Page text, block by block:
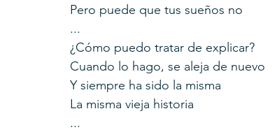
Pero puede que tus sueños no
...
¿Cómo puedo tratar de explicar?
Cuando lo hago, se aleja de nuevo
Y siempre ha sido la misma
La misma vieja historia
...